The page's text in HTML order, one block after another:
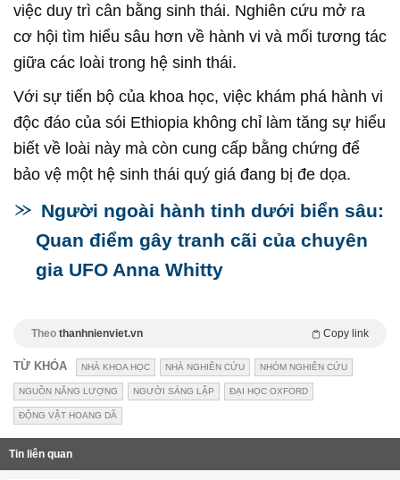
việc duy trì cân bằng sinh thái. Nghiên cứu mở ra
cơ hội tìm hiểu sâu hơn về hành vi và mối tương tác
giữa các loài trong hệ sinh thái.
Với sự tiến bộ của khoa học, việc khám phá hành vi
độc đáo của sói Ethiopia không chỉ làm tăng sự hiểu
biết về loài này mà còn cung cấp bằng chứng để
bảo vệ một hệ sinh thái quý giá đang bị đe dọa.
Người ngoài hành tinh dưới biển sâu:
Quan điểm gây tranh cãi của chuyên
gia UFO Anna Whitty
Theo thanhnienviet.vn Copy link
TỪ KHÓA NHÀ KHOA HỌC NHÀ NGHIÊN CỨU NHÓM NGHIÊN CỨU
NGUỒN NĂNG LƯỢNG NGƯỜI SÁNG LẬP ĐẠI HỌC OXFORD
ĐỘNG VẬT HOANG DÃ
Tin liên quan